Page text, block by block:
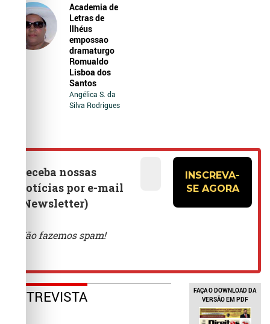
Academia de
Letras de
Ilhéus
empossao
dramaturgo
Romualdo
Lisboa dos
Santos
Angélica S. da
Silva Rodrigues
ENTREVISTA
FAÇA O DOWNLOAD DA
VERSÃO EM PDF